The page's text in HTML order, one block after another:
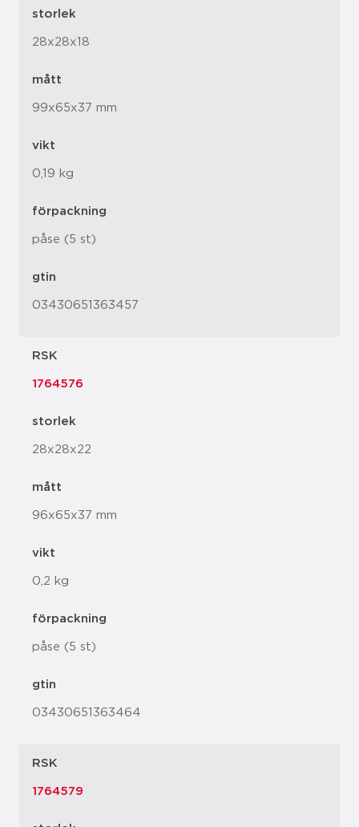
storlek
28x28x18
mått
99x65x37 mm
vikt
0,19 kg
förpackning
påse (5 st)
gtin
03430651363457
RSK
1764576
storlek
28x28x22
mått
96x65x37 mm
vikt
0,2 kg
förpackning
påse (5 st)
gtin
03430651363464
RSK
1764579